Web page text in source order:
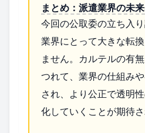
まとめ：派遣業界の未
今回の公取委の立ち入
業界にとって大きな転
ません。カルテルの有
つれて、業界の仕組み
され、より公正で透明
化していくことが期待さ